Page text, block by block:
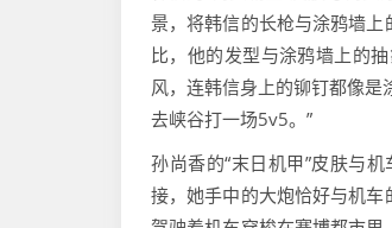
景，将韩信的长枪与涂鸦墙
比，他的发型与涂鸦墙上的
风，连韩信身上的铆钉都像是
去峡谷打一场5v5。”
孙尚香的“末日机甲”皮肤与
接，她手中的大炮恰好与机